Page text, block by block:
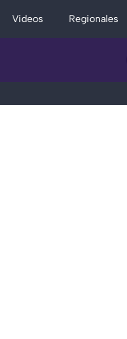
Videos Regionales